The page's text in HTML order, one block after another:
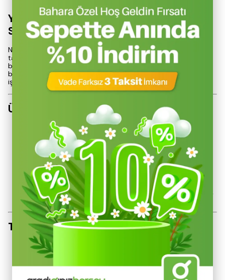
Yeni Nesil Pratik ve Ayarlanabilir Izgara
Sistemi
Nurgaz Akıllı Izgara, kampçılık ve açık hava aktiviteleri için
tasarlanmış, kullanıcı dostu bir pişirme çözümüdür. Bu sistem,
boyunu istediğiniz gibi ayarlayarak odun ateşi üzerinde
barbekü yapma, çay demleme veya yemek hazırlama
işlemlerini kolaylıkla gerçekleştirmenizi sağlar.
Ürün Özellikleri
Ayarlanabilir Yükseklik: Kamp ateşine uygun boy ayarı
ile esneklik sunar.
Çok Amaçlı Kullanım: Barbekü, çay demleme ve yemek
pişirme gibi çeşitli ihtiyaçlar için idealdir.
Dayanıklı Malzeme : 5 mm kalınlığındaki çelik sac, uzun
ömürlü ve sağlam bir yapı sağlar.
Portatif ve Kolay Montaj
: Pratik kurulumu ve taşıma
çantası ile her yere kolayca taşınabilir.
Kolay Temizlik: Çelik malzeme, temizlik açısından büyük
kolaylık sunar.
Teknik Bilgiler<